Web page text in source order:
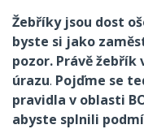
Žebříky jsou dost
byste si jako
pozor. Právě
úrazu. Pojďme se
pravidla v oblasti
abyste splnili